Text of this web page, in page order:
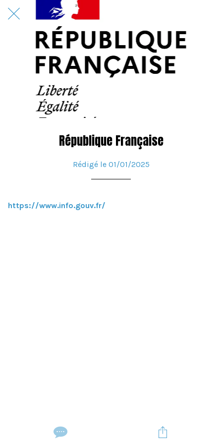
République Française
Rédigé le 01/01/2025
https://www.info.gouv.fr/